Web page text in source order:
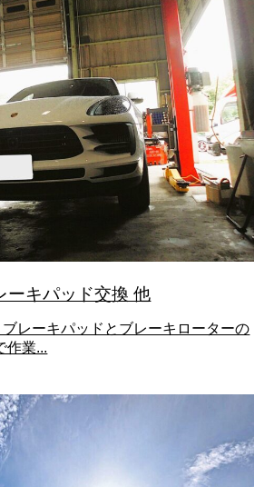
キパッド交換 他
レーキパッドとブレーキローターの
作業...